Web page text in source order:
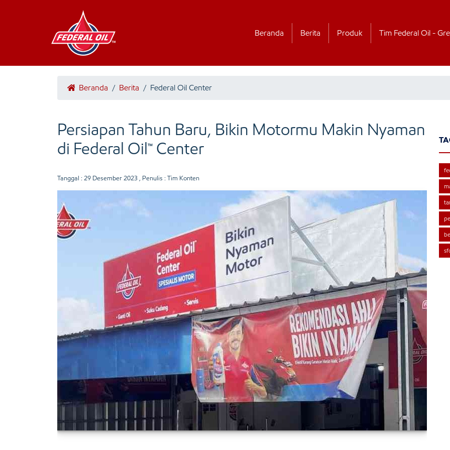
Beranda Berita Produk Tim Federal Oil -
Beranda / Berita / Federal Oil Center
Persiapan Tahun Baru, Bikin Motormu Makin Nyaman
di Federal Oil™ Center
Tanggal : 29 Desember 2023 , Penulis : Tim Konten